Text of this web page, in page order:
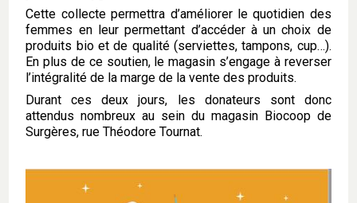
Cette collecte permettra d’améliorer le quotidien des
femmes en leur permettant d’accéder à un choix de
produits bio et de qualité (serviettes, tampons, cup…).
En plus de ce soutien, le magasin s’engage à reverser
l’intégralité de la marge de la vente des produits.
Durant ces deux jours, les donateurs sont donc
attendus nombreux au sein du magasin Biocoop de
Surgères, rue Théodore Tournat.